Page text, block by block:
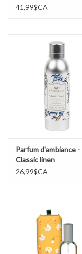
41,99$CA
Parfum d'ambiance -
Classic linen
26,99$CA